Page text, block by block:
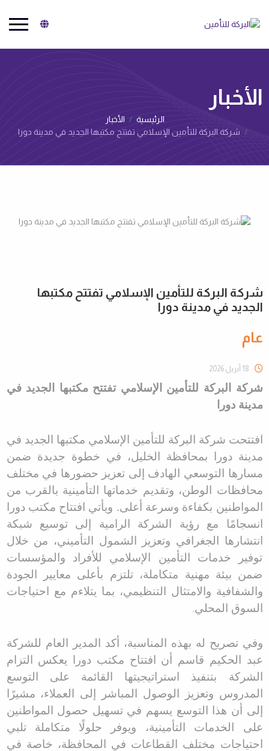
البركة للتأمين
الأخبار‌
الرئيسية
الأخبار‌
شركة البركة للتأمين الإسلامي تفتتح مكتبها الجديد في مدينة دورا
شركة البركة للتأمين الإسلامي تفتتح مكتبها
الجديد في مدينة دورا
عام
18 أبريل 2026
شركة البركة للتأمين الإسلامي تفتتح مكتبها الجديد في
مدينة دورا
افتتحت شركة البركة للتأمين الإسلامي مكتبها الجديد في
مدينة دورا بمحافظة الخليل، في خطوة جديدة ضمن
مسارها التوسعي الهادف إلى تعزيز حضورها في مختلف
محافظات الوطن، وتقديم خدماتها التأمينية بالقرب من
المواطنين بكفاءة وسرعة أعلى. ويأتي افتتاح مكتب دورا
انسجامًا مع رؤية الشركة الرامية إلى توسيع شبكة
انتشارها الجغرافي وتعزيز الشمول التأميني، من خلال
توفير خدمات التأمين الإسلامي للأفراد والمؤسسات
ضمن بيئة مهنية متكاملة، تلتزم بأعلى معايير الجودة
والشفافية والامتثال التنظيمي، بما يتلاءم مع احتياجات
السوق المحلي.
وفي تصريح له بهذه المناسبة، أكد المدير العام للشركة
عبد الحكيم قاسم أن افتتاح مكتب دورا يعكس التزام
الشركة بتنفيذ استراتيجيتها القائمة على التوسع
المدروس وتعزيز الوصول المباشر إلى العملاء، مشيرًا
إلى أن هذا التوسع يسهم في تسهيل حصول المواطنين
على الخدمات التأمينية، ويوفر حلولًا متكاملة تلبي
احتياجات مختلف القطاعات في المحافظة، خاصة في